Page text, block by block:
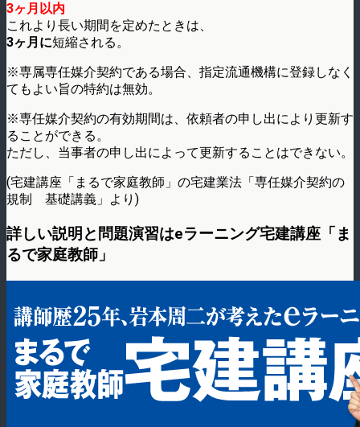
3ヶ月以内
これより長い期間を定めたときは、
3ヶ月に短縮される。
※専属専任媒介契約である場合、指定流通機構に登録しなく
てもよい旨の特約は無効。
※専任媒介契約の有効期間は、依頼者の申し出により更新す
ることができる。
ただし、当事者の申し出によって更新することはできない。
(宅建講座「まるで家庭教師」の宅建業法「専任媒介契約の
規制 基礎講義」より)
詳しい説明と問題演習はeラーニング宅建講座「ま
るで家庭教師」